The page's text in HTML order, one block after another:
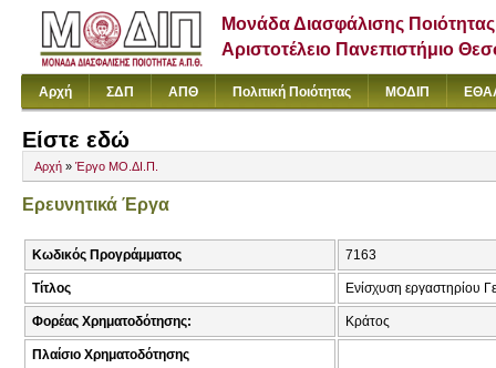
Μονάδα Διασφάλισης Ποιότητας
Αριστοτέλειο Πανεπιστήμιο
Αρχή ΣΔΠ ΑΠΘ Πολιτική Ποιότητας ΜΟΔΙΠ
Είστε εδώ
Αρχή » Έργο ΜΟ.ΔΙ.Π.
Ερευνητικά Έργα
Κωδικός Προγράμματος 7163
Τίτλος Ενίσχυση εργαστηρίου
Φορέας Χρηματοδότησης: Κράτος
Πλαίσιο Χρηματοδότησης